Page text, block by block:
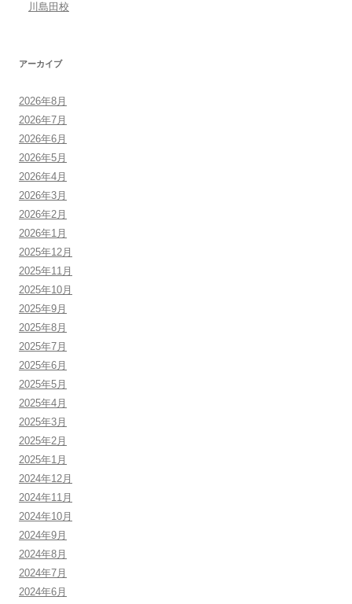
川島田校
アーカイブ
2026年8月
2026年7月
2026年6月
2026年5月
2026年4月
2026年3月
2026年2月
2026年1月
2025年12月
2025年11月
2025年10月
2025年9月
2025年8月
2025年7月
2025年6月
2025年5月
2025年4月
2025年3月
2025年2月
2025年1月
2024年12月
2024年11月
2024年10月
2024年9月
2024年8月
2024年7月
2024年6月